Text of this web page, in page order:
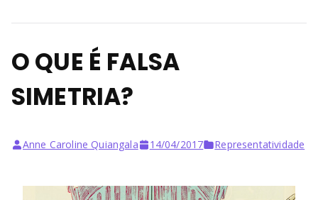
O QUE É FALSA
SIMETRIA?
Anne Caroline Quiangala 14/04/2017 Representatividade